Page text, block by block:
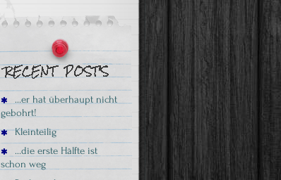
…er hat überhaupt nicht
gebohrt!
Kleinteilig
…die erste Hälfte ist
schon weg